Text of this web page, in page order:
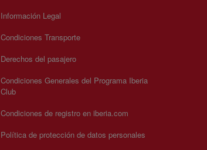
Información Legal
Condiciones Transporte
Derechos del pasajero
Condiciones Generales del Programa Iberia
Club
Condiciones de registro en iberia.com
Política de protección de datos personales